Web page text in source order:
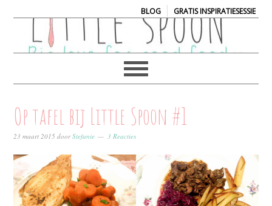
BLOG| GRATIS INSPIRATIESESSIE
Op tafel bij Little Spoon #1
23 maart 2015 doorStefanie 3 Reacties